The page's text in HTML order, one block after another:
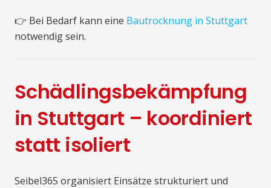
👉 Bei Bedarf kann eine Bautrocknung in Stuttgart
notwendig sein.
Schädlingsbekämpfung
in Stuttgart – koordiniert
statt isoliert
Seibel365 organisiert Einsätze strukturiert und